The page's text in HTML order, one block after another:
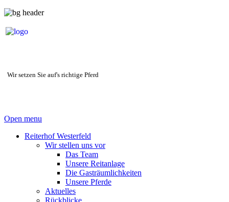
Wir setzen Sie auf's richtige Pferd
Open menu
Reiterhof Westerfeld
Wir stellen uns vor
Das Team
Unsere Reitanlage
Die Gasträumlichkeiten
Unsere Pferde
Aktuelles
Rückblicke